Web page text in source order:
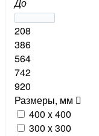
208
386
564
742
920
Размеры, мм
400 x 400
300 x 300